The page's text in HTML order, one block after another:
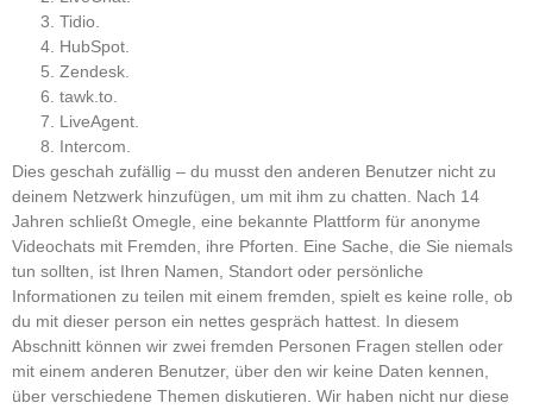
Tidio.
HubSpot.
Zendesk.
tawk.to.
LiveAgent.
Intercom.
Dies geschah zufällig – du musst den anderen Benutzer nicht zu
deinem Netzwerk hinzufügen, um mit ihm zu chatten. Nach 14
Jahren schließt Omegle, eine bekannte Plattform für anonyme
Videochats mit Fremden, ihre Pforten. Eine Sache, die Sie niemals
tun sollten, ist Ihren Namen, Standort oder persönliche
Informationen zu teilen mit einem fremden, spielt es keine rolle, ob
du mit dieser person ein nettes gespräch hattest. In diesem
Abschnitt können wir zwei fremden Personen Fragen stellen oder
mit einem anderen Benutzer, über den wir keine Daten kennen,
über verschiedene Themen diskutieren. Wir haben nicht nur diese